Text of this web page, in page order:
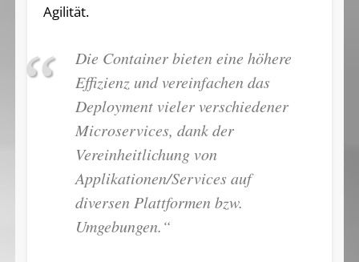
Agilität.
Die Container bieten eine höhere
Effizienz und vereinfachen das
Deployment vieler verschiedener
Microservices, dank der
Vereinheitlichung von
Applikationen/Services auf
diversen Plattformen bzw.
Umgebungen.“